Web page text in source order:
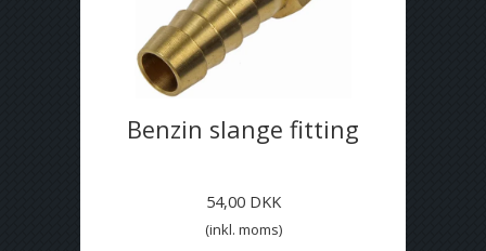
Benzin slange fitting
54,00 DKK
(inkl. moms)